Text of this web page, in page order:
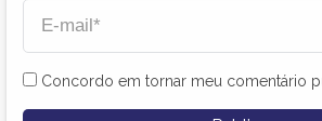
Concordo em tornar meu comentário